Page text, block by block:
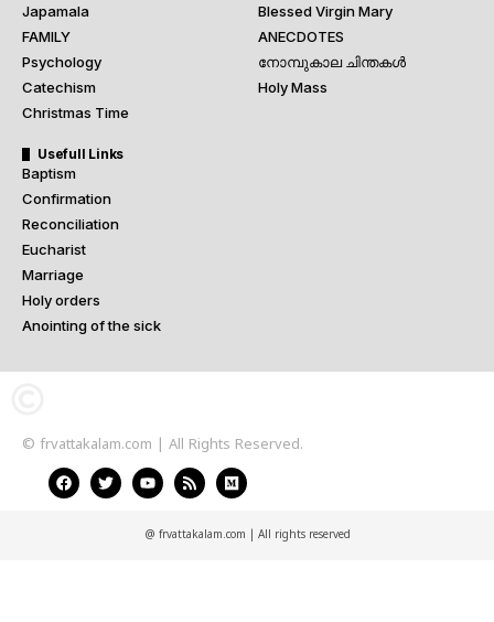
Japamala
FAMILY
Psychology
Catechism
Christmas Time
Blessed Virgin Mary
ANECDOTES
നോമ്പുകാല ചിന്തകൾ
Holy Mass
Usefull Links
Baptism
Confirmation
Reconciliation
Eucharist
Marriage
Holy orders
Anointing of the sick
© frvattakalam.com | All Rights Reserved.
@ frvattakalam.com | All rights reserved